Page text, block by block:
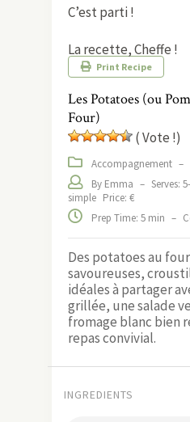
C’est parti !
La recette, Cheffe !
Print Recipe
Les Potatoes (ou
Four)
( Vote !)
Accompagnement –
By Emma – Serves:
simple Price: €
Prep Time: 5 min –
Des potatoes au
savoureuses,
idéales à partager
grillée, une salade
fromage blanc bien
repas convivial.
INGREDIENTS